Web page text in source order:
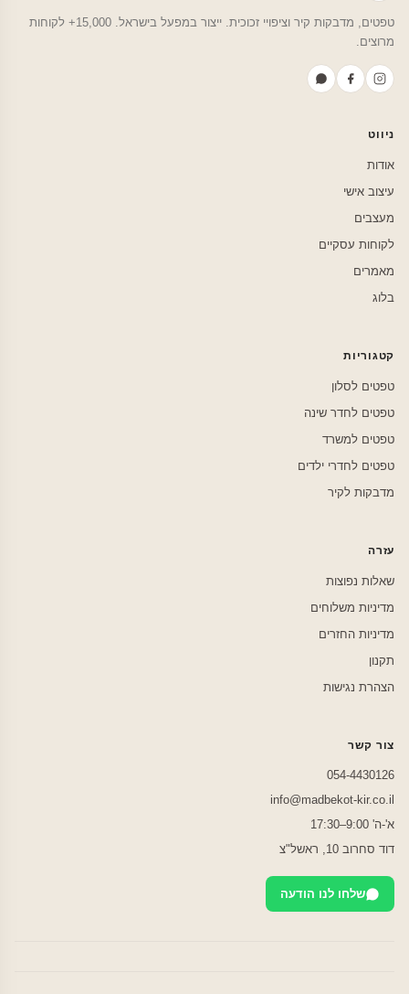
טפטים, מדבקות קיר וציפויי זכוכית. ייצור במפעל בישראל. 15,000+ לקוחות
מרוצים.
ניווט
אודות
עיצוב אישי
מעצבים
לקוחות עסקיים
מאמרים
בלוג
קטגוריות
טפטים לסלון
טפטים לחדר שינה
טפטים למשרד
טפטים לחדרי ילדים
מדבקות לקיר
עזרה
שאלות נפוצות
מדיניות משלוחים
מדיניות החזרים
תקנון
הצהרת נגישות
צור קשר
054-4430126
info@madbekot-kir.co.il
א'-ה' 9:00–17:30
דוד סחרוב 10, ראשל"צ
שלחו לנו הודעה